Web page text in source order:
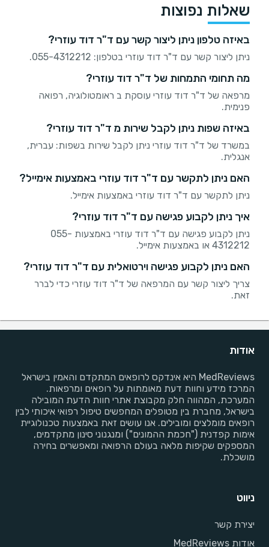
שאלות נפוצות
באיזה טלפון ניתן ליצור קשר עם ד"ר דוד עוזרי?
ניתן ליצור קשר עם ד"ר דוד עוזרי בטלפון: 055-4312212.
מה תחומי התמחות של ד"ר דוד עוזרי?
מרפאה של ד"ר דוד עוזרי עוסקת ב ראומטולוגיה, רפואה
פנימית.
באיזה שפות ניתן לקבל שירות מ ד"ר דוד עוזרי?
במשרד של ד"ר דוד עוזרי ניתן לקבל שירות בשפות: עברית,
אנגלית.
האם ניתן לתקשר עם ד"ר דוד עוזרי באמצעות אימייל?
ניתן לתקשר עם ד"ר דוד עוזרי באמצעות אימייל.
איך ניתן לקבוע פגישה עם ד"ר דוד עוזרי?
ניתן לקבוע פגישה עם ד"ר דוד עוזרי באמצעות 055-
4312212 או באמצעות אימייל.
האם ניתן לקבוע פגישה וירטואלית עם ד"ר דוד עוזרי?
צריך ליצור קשר עם המרפאה של ד"ר דוד עוזרי כדי לברר
זאת.
אודות
MedReviews היא אינדקס לרופאים המתקדם והאמין בישראל
המרכז מידע וחוות דעת מאומתות על רופאים ומרפאות.
המערכת, המהווה חלק מקבוצת אתרי חוות הדעת המובילה
בישראל, מחברת בין מטופלים המחפשים טיפול רפואי איכותי לבין
רופאים מומלצים ומובילים. אנו עושים זאת באמצעות טכנולוגיית
אימות קפדנית ("חכמת ההמונים") ומנגנוני סינון מתקדמים,
המספקים שקיפות מלאה בעולם הרפואה ומאפשרים בחירה
מושכלת.
ניווט
יצירת קשר
אודות MedReviews